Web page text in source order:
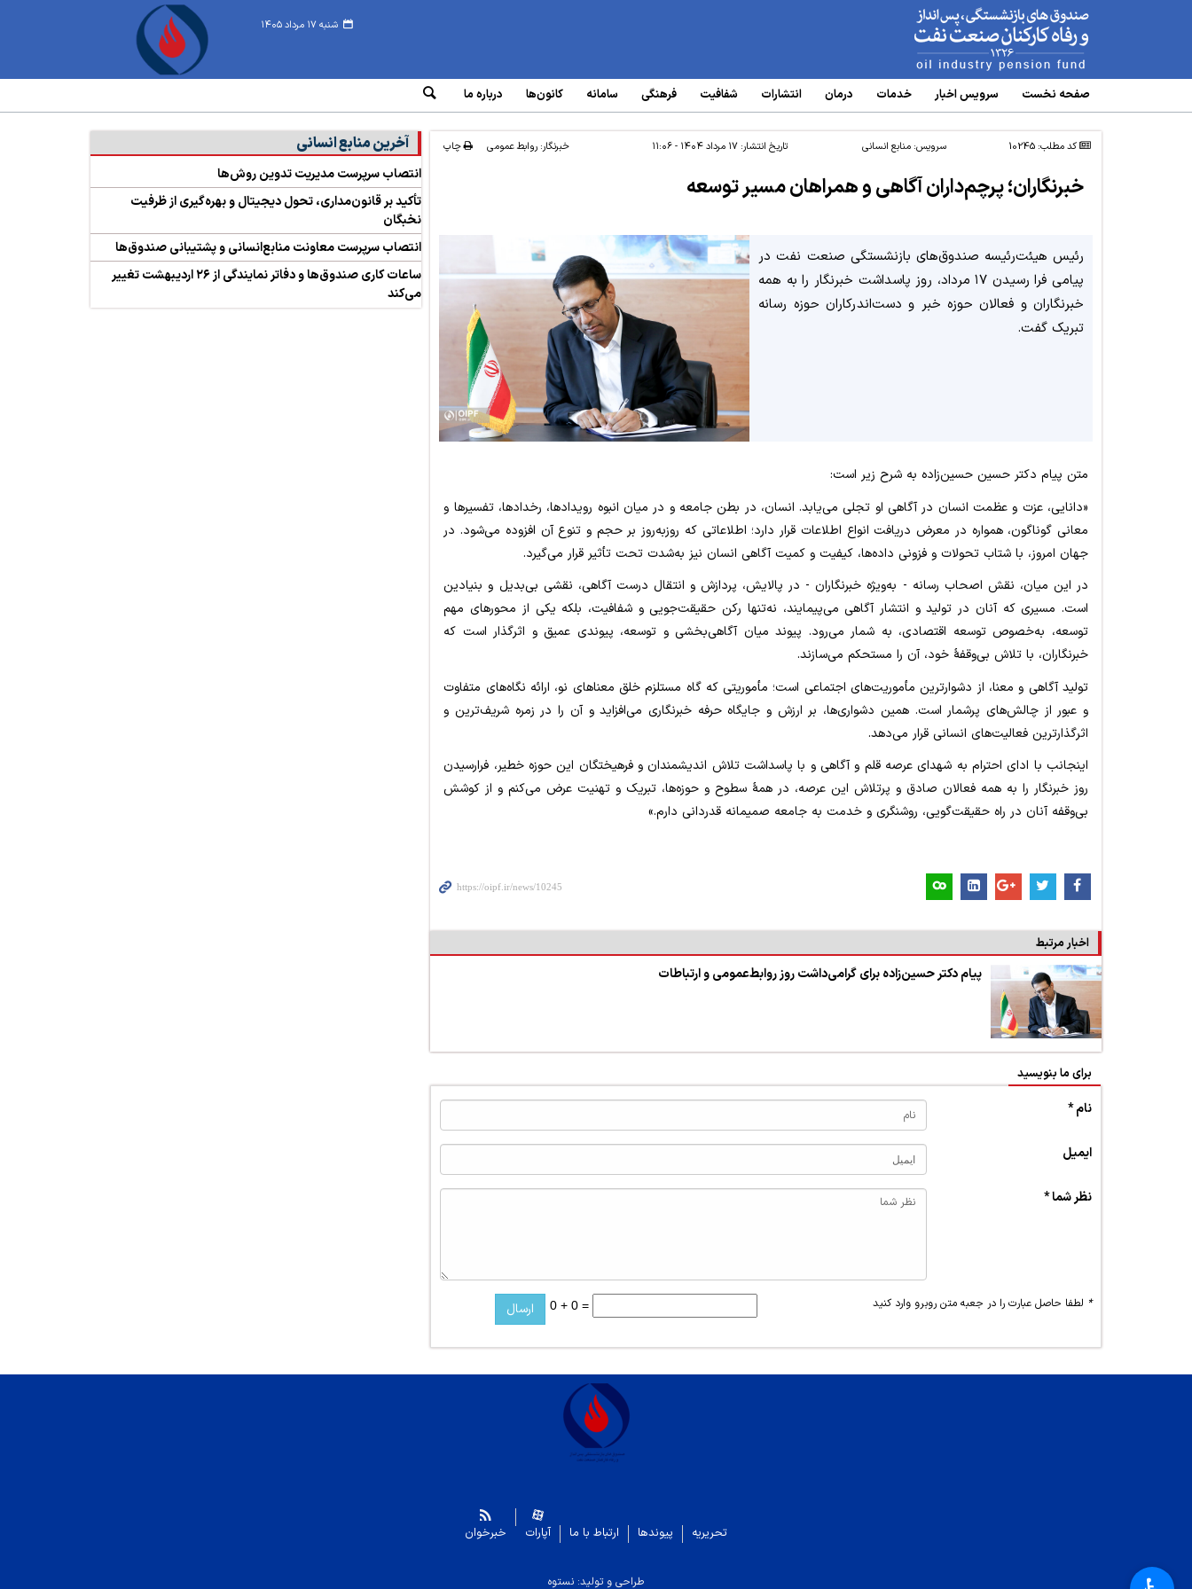
شنبه ۱۷ مرداد ۱۴۰۵ www.oipf.ir
صفحه نخست سرویس‌ اخبار خدمات درمان انتشارات شفافیت فرهنگی سامانه‌ کانون‌ها درباره ما
کد مطلب: 10245 سرویس:منابع انسانی تاریخ انتشار:۱۷ مرداد ۱۴۰۴ - ۱۱:۰۶ خبرنگار: روابط عمومی چاپ
خبرنگاران؛ پرچم‌داران آگاهی و همراهان مسیر توسعه
رئیس هیئت‌رئیسه صندوق‌های بازنشستگی صنعت نفت در
پیامی فرا رسیدن ۱۷ مرداد، روز پاسداشت خبرنگار را به همه‌
خبرنگاران و فعالان حوزه خبر و دست‌اندرکاران حوزه رسانه
تبریک گفت.
متن پیام دکتر حسین حسین‌زاده به شرح زیر است:
«دانایی، عزت و عظمت انسان در آگاهی او تجلی می‌یابد. انسان، در بطن جامعه و در میان انبوه رویدادها، رخدادها، تفسیرها و
معانی گوناگون، همواره در معرض دریافت انواع اطلاعات قرار دارد؛ اطلاعاتی که روزبه‌روز بر حجم و تنوع آن افزوده می‌شود. در
جهان امروز، با شتاب تحولات و فزونی داده‌ها، کیفیت و کمیت آگاهی انسان نیز به‌شدت تحت تأثیر قرار می‌گیرد.
در این میان، نقش اصحاب رسانه - به‌ویژه خبرنگاران - در پالایش، پردازش و انتقال درست آگاهی، نقشی بی‌بدیل و بنیادین
است. مسیری که آنان در تولید و انتشار آگاهی می‌پیمایند، نه‌تنها رکن حقیقت‌جویی و شفافیت، بلکه یکی از محورهای مهم
توسعه، به‌خصوص توسعه اقتصادی، به شمار می‌رود. پیوند میان آگاهی‌بخشی و توسعه، پیوندی عمیق و اثرگذار است که
خبرنگاران، با تلاش بی‌وقفۀ خود، آن را مستحکم می‌سازند.
تولید آگاهی و معنا، از دشوارترین مأموریت‌های اجتماعی است؛ مأموریتی که گاه مستلزم خلق معناهای نو، ارائه نگاه‌های متفاوت
و عبور از چالش‌های پرشمار است. همین دشواری‌ها، بر ارزش و جایگاه حرفه خبرنگاری می‌افزاید و آن را در زمره شریف‌ترین و
اثرگذارترین فعالیت‌های انسانی قرار می‌دهد.
اینجانب با ادای احترام به شهدای عرصه قلم و آگاهی و با پاسداشت تلاش اندیشمندان و فرهیختگان این حوزه خطیر، فرارسیدن
روز خبرنگار را به همه فعالان صادق و پرتلاش این عرصه، در همۀ سطوح و حوزه‌ها، تبریک و تهنیت عرض می‌کنم و از کوشش
بی‌وقفه آنان در راه حقیقت‌گویی، روشنگری و خدمت به جامعه صمیمانه قدردانی دارم.»
اخبار مرتبط
پیام دکتر حسین‌زاده برای گرامی‌داشت روز روابط‌عمومی و ارتباطات
برای ما بنویسید
نام *
ایمیل
نظر شما *
* لطفا حاصل عبارت را در جعبه متن روبرو وارد کنید 0 + 0 =
آخرین منابع انسانی
انتصاب سرپرست مدیریت تدوین روش‌ها
تأکید بر قانون‌مداری، تحول دیجیتال و بهره‌گیری از ظرفیت
نخبگان
انتصاب سرپرست معاونت منابع‌انسانی و پشتیبانی صندوق‌ها
ساعات کاری صندوق‌ها و دفاتر نمایندگی از ۲۶ اردیبهشت تغییر
می‌کند
تحریریه پیوندها ارتباط با ما آپارات خبرخوان
طراحی و تولید: نستوه